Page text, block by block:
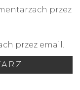
przez
przez email.